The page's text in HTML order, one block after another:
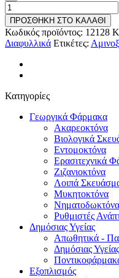
ΠΡΟΣΘΗΚΗ ΣΤΟ ΚΑΛΑΘΙ
Κωδικός προϊόντος: 12128
Διαφυλλικά Ετικέτες:
Κατηγορίες
Γεωργικά Φάρμακα
Ακαρεοκτόνα
Βιολογικά
Εντομοκτόνα
Ερασιτεχνικά
Ζιζανιοκτόνα
Λοιπά
Μυκητοκτόνα
Νηματοδωκτόνα
Ρυθμιστές
Δημόσιας Υγείας
Απωθητικά -
Δημόσιας Υγείας
Εξοπλισμός